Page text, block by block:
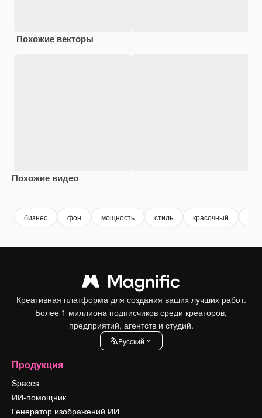
Похожие векторы
Похожие видео
бизнес фон мощность стиль красочный
Креативная платформа для создания ваших лучших работ.
Более 1 миллиона подписчиков среди креаторов,
предприятий, агентств и студий.
Pусский
Продукция
Spaces
ИИ-помощник
Генератор изображений ИИ